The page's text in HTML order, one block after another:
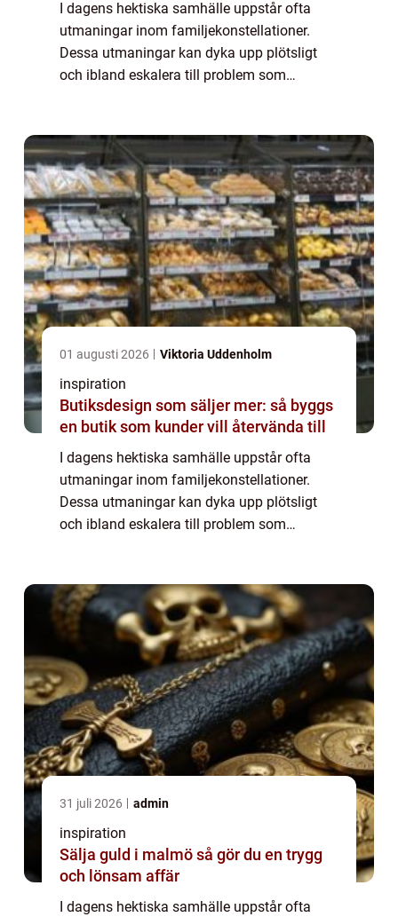
I dagens hektiska samhälle uppstår ofta
utmaningar inom familjekonstellationer.
Dessa utmaningar kan dyka upp plötsligt
och ibland eskalera till problem som
01 augusti 2026 Viktoria Uddenholm
inspiration
Butiksdesign som säljer mer: så byggs
en butik som kunder vill återvända till
I dagens hektiska samhälle uppstår ofta
utmaningar inom familjekonstellationer.
Dessa utmaningar kan dyka upp plötsligt
och ibland eskalera till problem som
31 juli 2026 admin
inspiration
Sälja guld i malmö så gör du en trygg
och lönsam affär
I dagens hektiska samhälle uppstår ofta